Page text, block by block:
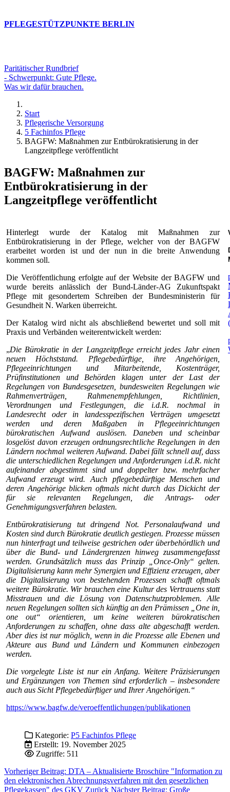
PFLEGESTÜTZPUNKTE BERLIN
Paritätischer Rundbrief
- Schwerpunkt: Gute Pflege.
Was wir dafür brauchen.
Start
Pflegerische Versorgung
5 Fachinfos Pflege
BAGFW: Maßnahmen zur Entbürokratisierung in der
Langzeitpflege veröffentlicht
BAGFW: Maßnahmen zur
Entbürokratisierung in der
Langzeitpflege veröffentlicht
Hinterlegt wurde der Katalog mit Maßnahmen zur
Entbürokratisierung in der Pflege, welcher von der BAGFW
erarbeitet worden ist und der nun in die breite Anwendung
kommen soll.
Die Veröffentlichung erfolgte auf der Website der BAGFW und
wurde bereits anlässlich der Bund-Länder-AG Zukunftspakt
Pflege mit gesondertem Schreiben der Bundesministerin für
Gesundheit N. Warken überreicht.
Der Katalog wird nicht als abschließend bewertet und soll mit
Praxis und Verbänden weiterentwickelt werden:
„Die Bürokratie in der Langzeitpflege erreicht jedes Jahr einen
neuen Höchststand. Pflegebedürftige, ihre Angehörigen,
Pflegeeinrichtungen und Mitarbeitende, Kostenträger,
Prüfinstitutionen und Behörden klagen unter der Last der
Regelungen von Bundesgesetzen, bundesweiten Regelungen wie
Rahmenverträgen, Rahmenempfehlungen, Richtlinien,
Verordnungen und Festlegungen, die i.d.R. nochmal in
Landesrecht oder in landesspezifischen Verträgen umgesetzt
werden und deren Maßgaben in Pflegeeinrichtungen
bürokratischen Aufwand auslösen. Daneben und scheinbar
losgelöst davon erzeugen ordnungsrechtliche Regelungen in den
Ländern nochmal weiteren Aufwand. Dabei fällt schnell auf, dass
die unterschiedlichen Regelungen und Anforderungen i.d.R. nicht
aufeinander abgestimmt sind und doppelter bzw. mehrfacher
Aufwand erzeugt wird. Auch pflegebedürftige Menschen und
deren Angehörige blicken oftmals nicht durch das Dickicht der
für sie relevanten Regelungen, die Antrags- oder
Genehmigungsverfahren belasten.
Entbürokratisierung tut dringend Not. Personalaufwand und
Kosten sind durch Bürokratie deutlich gestiegen. Prozesse müssen
nun hinterfragt und teilweise gestrichen oder überbehördlich und
über die Bund- und Ländergrenzen hinweg zusammengefasst
werden. Grundsätzlich muss das Prinzip „Once-Only“ gelten.
Digitalisierung kann mehr Synergien und Effizienz erzeugen, aber
die Digitalisierung von bestehenden Prozessen schafft oftmals
weitere Bürokratie. Wir brauchen eine Kultur des Vertrauens statt
Misstrauen und die Lösung von Datenschutzproblemen. Alle
neuen Regelungen sollten sich künftig an den Prämissen „One in,
one out“ orientieren, um keine weiteren bürokratischen
Anforderungen zu schaffen, ohne dass alte abgeschafft werden.
Aber dies ist nur möglich, wenn in die Prozesse alle Ebenen und
Akteure aus Bund und Ländern und Kommunen einbezogen
werden.
Die vorgelegte Liste ist nur ein Anfang. Weitere Präzisierungen
und Ergänzungen von Themen sind erforderlich – insbesondere
auch aus Sicht Pflegebedürftiger und Ihrer Angehörigen.“
https://www.bagfw.de/veroeffentlichungen/publikationen
(
Kategorie: P5 Fachinfos Pflege
Erstellt: 19. November 2025
Zugriffe: 511
Vorheriger Beitrag: DTA – Aktualisierte Broschüre "Information zu
den elektronischen Abrechnungsverfahren mit den gesetzlichen
Pflegekassen" des GKV Zurück Nächster Beitrag: Große